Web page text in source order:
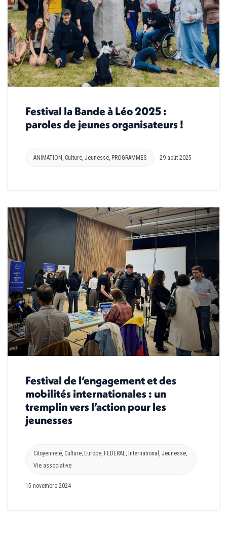
Festival la Bande à Léo 2025 :
paroles de jeunes organisateurs !
ANIMATION , Culture, Jeunesse, PROGRAMMES 29 août 2025
Festival de l’engagement et des
mobilités internationales : un
tremplin vers l’action pour les
jeunesses
Citoyenneté, Culture, Europe, FEDERAL, International , Jeunesse,
Vie associative
15 novembre 2024